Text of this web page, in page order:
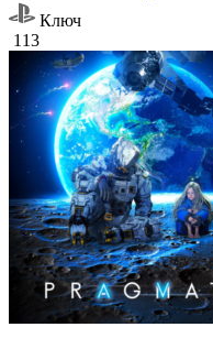
Ключ
113